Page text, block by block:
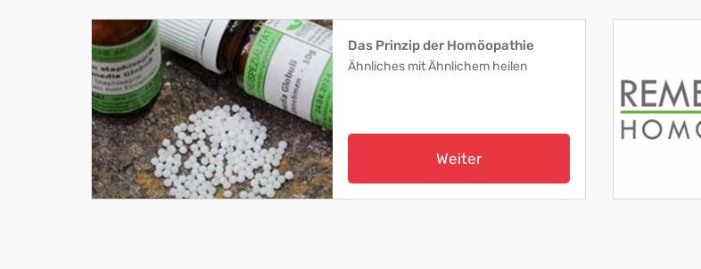
Das Prinzip der Homöopathie
Ähnliches mit Ähnlichem heilen
Weiter